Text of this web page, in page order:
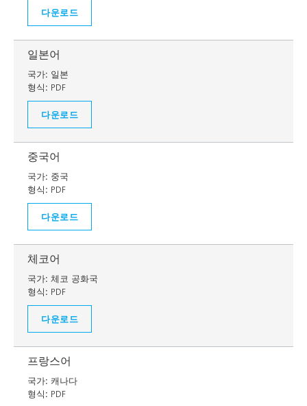
다운로드
일본어
국가: 일본
형식: PDF
다운로드
중국어
국가: 중국
형식: PDF
다운로드
체코어
국가: 체코 공화국
형식: PDF
다운로드
프랑스어
국가: 캐나다
형식: PDF